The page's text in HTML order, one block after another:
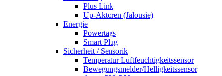
Plus Link
Up-Aktoren (Jalousie)
Energie
Powertags
Smart Plug
Sicherheit / Sensorik
Temperatur Luftfeuchtigkeitssensor
Bewegungsmelder/Helligkeitssensor